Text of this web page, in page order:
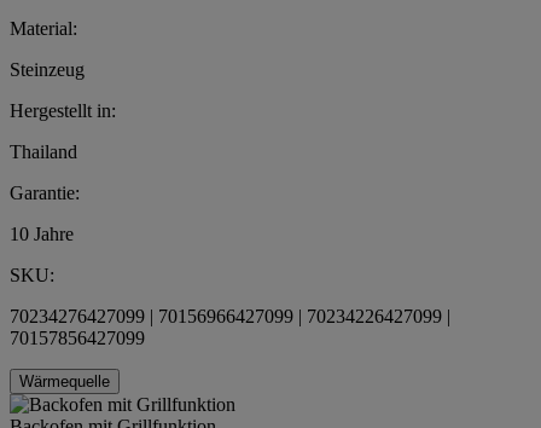
Material:
Steinzeug
Hergestellt in:
Thailand
Garantie:
10 Jahre
SKU:
70234276427099 | 70156966427099 | 70234226427099 |
70157856427099
Wärmequelle